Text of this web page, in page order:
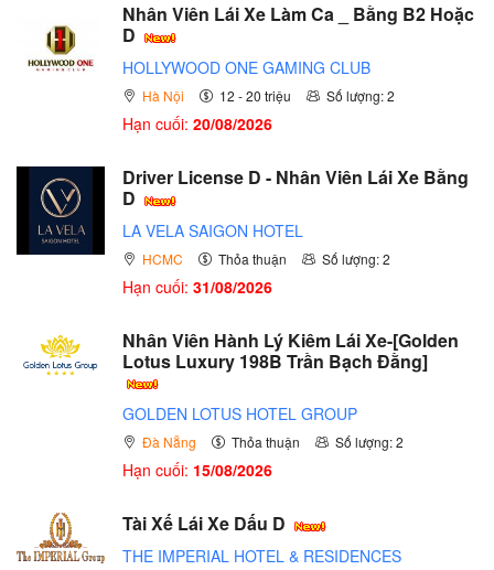
Nhân Viên Lái Xe Làm Ca _ Bằng B2 Hoặc
D
HOLLYWOOD ONE GAMING CLUB
Hà Nội 12 - 20 triệu Số lượng: 2
Hạn cuối: 20/08/2026
Driver License D - Nhân Viên Lái Xe Bằng
D
LA VELA SAIGON HOTEL
HCMC Thỏa thuận Số lượng: 2
Hạn cuối: 31/08/2026
Nhân Viên Hành Lý Kiêm Lái Xe-[Golden
Lotus Luxury 198B Trần Bạch Đằng]
GOLDEN LOTUS HOTEL GROUP
Đà Nẵng Thỏa thuận Số lượng: 2
Hạn cuối: 15/08/2026
Tài Xế Lái Xe Dấu D
THE IMPERIAL HOTEL & RESIDENCES